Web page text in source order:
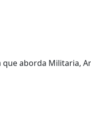
aborda Militaria,